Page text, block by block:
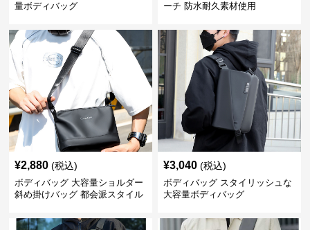
量ボディバッグ
ーチ 防水耐久素材使用
¥2,880 (税込)
ボディバッグ 大容量ショルダー
斜め掛けバッグ 都会派スタイル
¥3,040 (税込)
ボディバッグ スタイリッシュな
大容量ボディバッグ